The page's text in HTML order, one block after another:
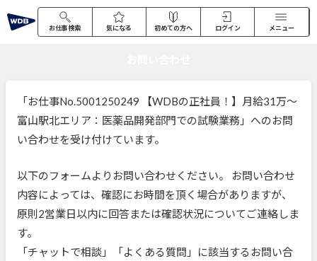
お仕事検索 気になる 初めての方へ ログイン メニュー
「お仕事No.5001250249 【WDBの正社員！】月給31万～
富山駅北エリア：医薬品開発部門での試験業務」へのお問
い合わせを受け付けています。
以下のフォームよりお問い合わせください。 お問い合わせ
内容によっては、確認にお時間を頂く場合がありますが、
原則2営業日以内に回答または確認状況についてご連絡しま
す。
「チャットで相談」「よくある質問」に該当するお問い合